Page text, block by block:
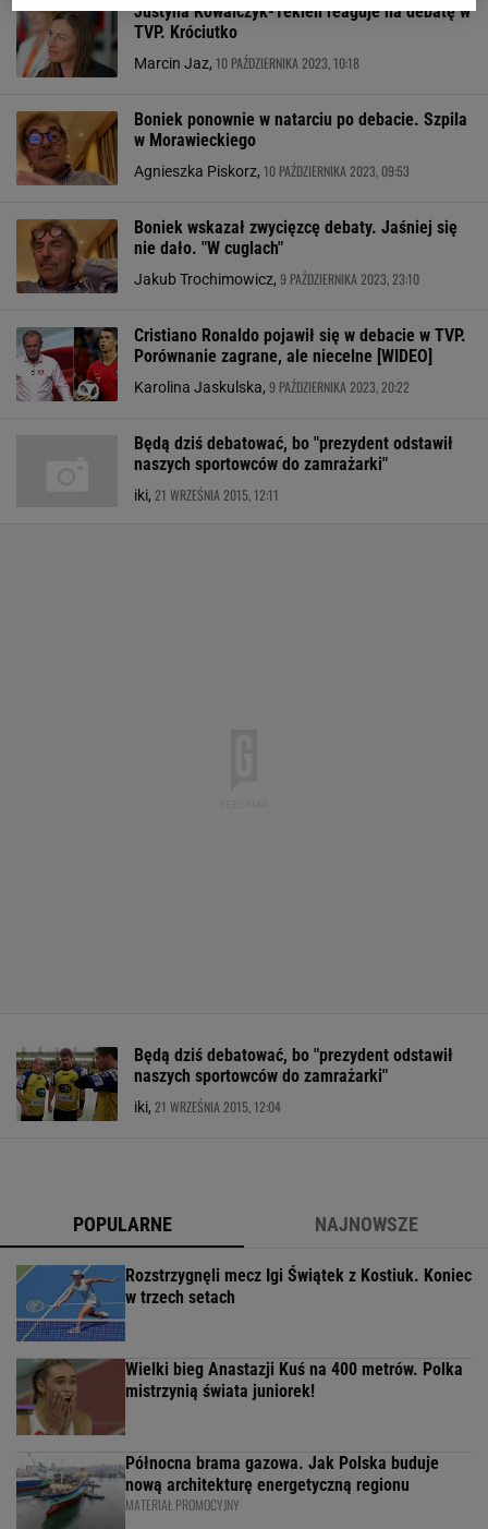
Justyna Kowalczyk-Tekieli reaguje na debatę w
TVP. Króciutko
Marcin Jaz, 10 PAŹDZIERNIKA 2023, 10:18
Boniek ponownie w natarciu po debacie. Szpila
w Morawieckiego
Agnieszka Piskorz, 10 PAŹDZIERNIKA 2023, 09:53
Boniek wskazał zwycięzcę debaty. Jaśniej się
nie dało. "W cuglach"
Jakub Trochimowicz, 9 PAŹDZIERNIKA 2023, 23:10
Cristiano Ronaldo pojawił się w debacie w TVP.
Porównanie zagrane, ale niecelne [WIDEO]
Karolina Jaskulska, 9 PAŹDZIERNIKA 2023, 20:22
Będą dziś debatować, bo "prezydent odstawił
naszych sportowców do zamrażarki"
iki, 21 WRZEŚNIA 2015, 12:11
Będą dziś debatować, bo "prezydent odstawił
naszych sportowców do zamrażarki"
iki, 21 WRZEŚNIA 2015, 12:04
POPULARNE NAJNOWSZE
Rozstrzygnęli mecz Igi Świątek z Kostiuk. Koniec
w trzech setach
Wielki bieg Anastazji Kuś na 400 metrów. Polka
mistrzynią świata juniorek!
Północna brama gazowa. Jak Polska buduje
nową architekturę energetyczną regionu
MATERIAŁ PROMOCYJNY